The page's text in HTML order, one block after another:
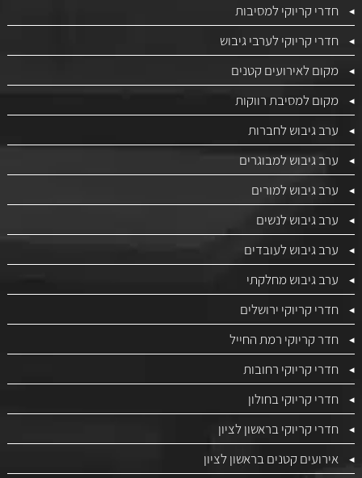
חדרי קריוקי למסיבות
חדרי קריוקי לערבי גיבוש
מקום לאירועים קטנים
מקום למסיבת רווקות
ערב גיבוש לחברות
ערב גיבוש למבוגרים
ערב גיבוש למורים
ערב גיבוש לנשים
ערב גיבוש לעובדים
ערב גיבוש מחלקתי
חדרי קריוקי ירושלים
חדר קריוקי רמת החייל
חדרי קריוקי רחובות
חדרי קריוקי בחולון
חדרי קריוקי בראשון לציון
אירועים קטנים בראשון לציון